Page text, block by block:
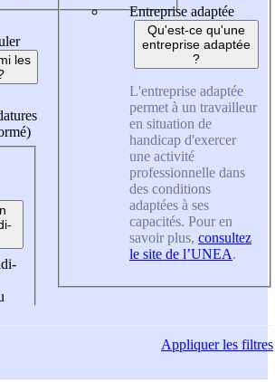
les
Entreprise adaptée
Qu'est-ce qu'une
entreprise adaptée
?
L'entreprise adaptée
permet à un travailleur
en situation de
handicap d'exercer
une activité
professionnelle dans
des conditions
adaptées à ses
capacités. Pour en
savoir plus, consultez
le site de l’UNEA.
Appliquerles filtres